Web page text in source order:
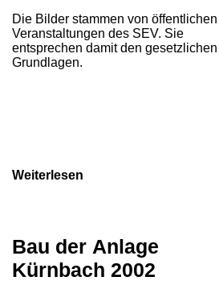
Die Bilder stammen von öffentlichen
Veranstaltungen des SEV. Sie
entsprechen damit den gesetzlichen
Grundlagen.
Weiterlesen
Bau der Anlage
Kürnbach 2002